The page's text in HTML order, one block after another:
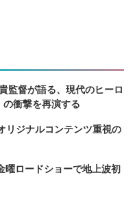
監督が語る、現代のヒーロ
衝撃を再演する
ジナルコンテンツ重視の
曜ロードショーで地上波初